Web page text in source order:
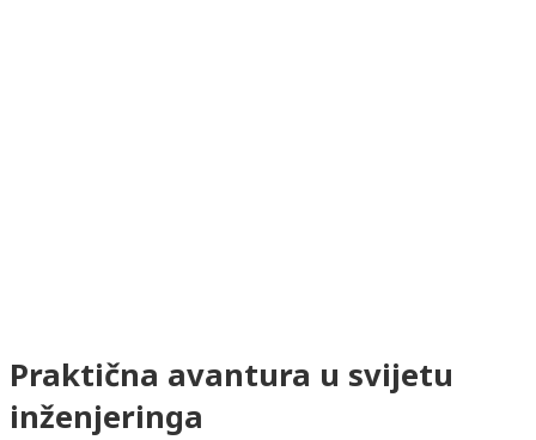
Praktična avantura u svijetu
inženjeringa